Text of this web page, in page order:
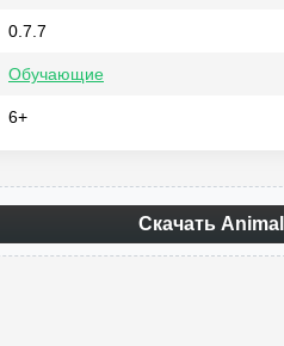
0.7.7
Обучающие
6+
Скачать